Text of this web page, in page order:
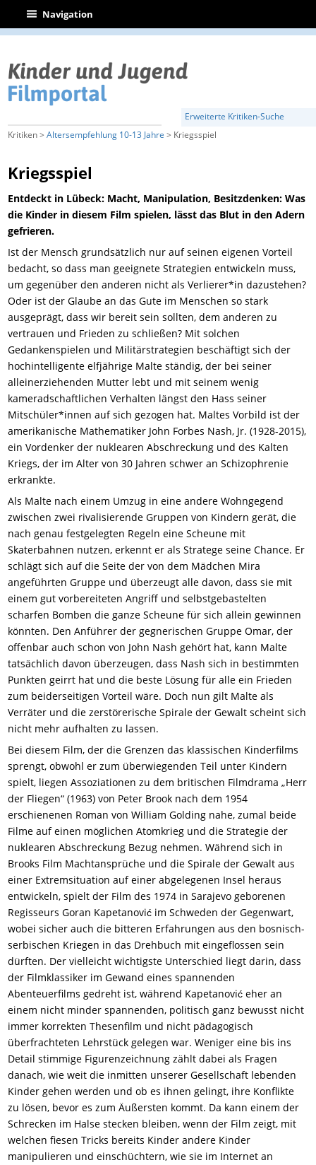
| Navigation
Erweiterte Kritiken-Suche
Kritiken >Altersempfehlung 10-13 Jahre > Kriegsspiel
Kriegsspiel
Entdeckt in Lübeck: Macht, Manipulation, Besitzdenken: Was
die Kinder in diesem Film spielen, lässt das Blut in den Adern
gefrieren.
Ist der Mensch grundsätzlich nur auf seinen eigenen Vorteil
bedacht, so dass man geeignete Strategien entwickeln muss,
um gegenüber den anderen nicht als Verlierer*in dazustehen?
Oder ist der Glaube an das Gute im Menschen so stark
ausgeprägt, dass wir bereit sein sollten, dem anderen zu
vertrauen und Frieden zu schließen? Mit solchen
Gedankenspielen und Militärstrategien beschäftigt sich der
hochintelligente elfjährige Malte ständig, der bei seiner
alleinerziehenden Mutter lebt und mit seinem wenig
kameradschaftlichen Verhalten längst den Hass seiner
Mitschüler*innen auf sich gezogen hat. Maltes Vorbild ist der
amerikanische Mathematiker John Forbes Nash, Jr. (1928-2015),
ein Vordenker der nuklearen Abschreckung und des Kalten
Kriegs, der im Alter von 30 Jahren schwer an Schizophrenie
erkrankte.
Als Malte nach einem Umzug in eine andere Wohngegend
zwischen zwei rivalisierende Gruppen von Kindern gerät, die
nach genau festgelegten Regeln eine Scheune mit
Skaterbahnen nutzen, erkennt er als Stratege seine Chance. Er
schlägt sich auf die Seite der von dem Mädchen Mira
angeführten Gruppe und überzeugt alle davon, dass sie mit
einem gut vorbereiteten Angriff und selbstgebastelten
scharfen Bomben die ganze Scheune für sich allein gewinnen
könnten. Den Anführer der gegnerischen GruppeOmar, der
offenbar auch schon von John Nash gehört hat, kann Malte
tatsächlich davon überzeugen, dass Nash sich in bestimmten
Punkten geirrt hat und die beste Lösung für alle ein Frieden
zum beiderseitigen Vorteil wäre. Doch nun gilt Malte als
Verräter und die zerstörerische Spirale der Gewalt scheintsich
nicht mehraufhalten zu lassen.
Bei diesem Film, der die Grenzen das klassischen Kinderfilms
sprengt, obwohl er zum überwiegenden Teil unter Kindern
spielt, liegen Assoziationen zu dem britischen Filmdrama „Herr
der Fliegen“ (1963) von Peter Brook nach dem 1954
erschienenen Roman von William Golding nahe, zumal beide
Filme auf einen möglichen Atomkrieg und die Strategie der
nuklearen Abschreckung Bezug nehmen. Während sich in
Brooks Film Machtansprüche und die Spirale der Gewalt aus
einer Extremsituation auf einer abgelegenen Insel heraus
entwickeln, spielt der Film des 1974 in Sarajevo geborenen
Regisseurs Goran Kapetanović im Schweden der Gegenwart,
wobei sicher auch die bitteren Erfahrungen aus den bosnisch-
serbischen Kriegen in das Drehbuch mit eingeflossen sein
dürften. Der vielleicht wichtigste Unterschied liegt darin, dass
der Filmklassiker im Gewand eines spannenden
Abenteuerfilms gedreht ist, während Kapetanović eher an
einem nicht minder spannenden, politisch ganz bewusst nicht
immer korrekten Thesenfilm und nicht pädagogisch
überfrachteten Lehrstück gelegen war. Weniger eine bis ins
Detail stimmige Figurenzeichnung zählt dabei als Fragen
danach, wie weit die inmitten unserer Gesellschaft lebenden
Kinder gehen werden und ob es ihnen gelingt, ihre Konflikte
zu lösen, bevor es zum Äußersten kommt. Da kann einem der
Schrecken im Halse stecken bleiben, wenn der Film zeigt, mit
welchen fiesen Tricks bereits Kinder andere Kinder
manipulieren und einschüchtern, wie sie im Internet an